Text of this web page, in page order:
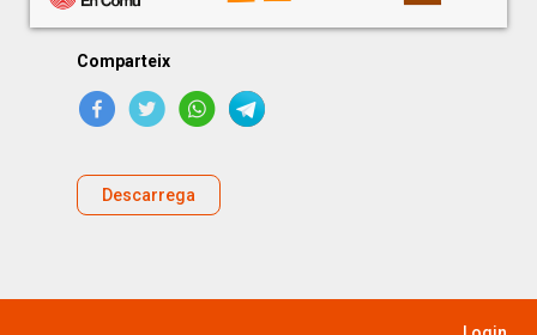
Comparteix
Descarrega